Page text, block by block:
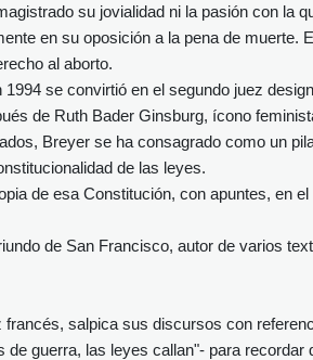
su jovialidad ni la pasión con la
en su oposición a la pena de muerte.
al aborto.
se convirtió en el segundo juez
de Ruth Bader Ginsburg, ícono
Breyer se ha consagrado como un
de las leyes.
de esa Constitución, con apuntes, en
de San Francisco, autor de varios
salpica sus discursos con
guerra, las leyes callan"- para recordar